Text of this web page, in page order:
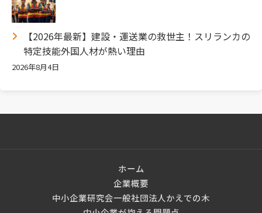
【2026年最新】建設・運送業の救世主！スリランカの
特定技能外国人材が熱い理由
2026年8月4日
ホーム
企業概要
中小企業研究会一般社団法人かえでの木